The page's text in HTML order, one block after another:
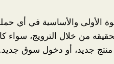
الأولى والأساسية في أي
من خلال الترويج، سواء
منتج جديد، أو دخول سوق جديد.